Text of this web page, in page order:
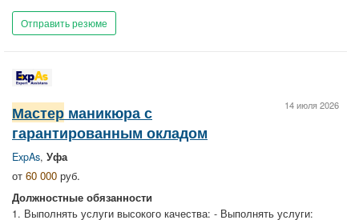
Отправить резюме
14 июля 2026
Мастер маникюра с
гарантированным окладом
ExpAs, Уфа
от 60 000 руб.
Должностные обязанности
1. Выполнять услуги высокого качества: - Выполнять услуги: